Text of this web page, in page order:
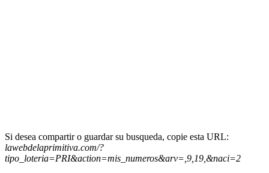
Si desea compartir o guardar su busqueda, copie esta URL:
lawebdelaprimitiva.com/?
tipo_loteria=PRI&action=mis_numeros&arv=,9,19,&naci=2